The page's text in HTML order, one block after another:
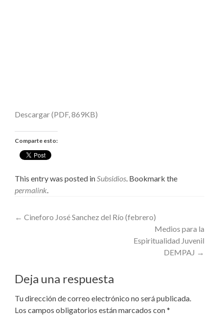
Descargar (PDF, 869KB)
Comparte esto:
This entry was posted inSubsidios. Bookmark the
permalink.
Post
← Cineforo José Sanchez del Río (febrero)
Medios para la
Espiritualidad Juvenil
DEMPAJ →
Deja una respuesta
Tu dirección de correo electrónico no será publicada.
Los campos obligatorios están marcados con*